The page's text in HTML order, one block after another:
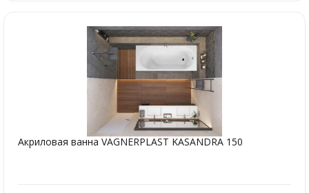
Акриловая ванна VAGNERPLAST KASANDRA 150